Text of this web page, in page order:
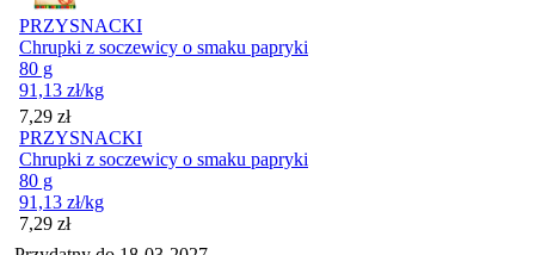
PRZYSNACKI
Chrupki z soczewicy o smaku papryki
80 g
91,13 zł/kg
Cena
7,29 zł
PRZYSNACKI
Chrupki z soczewicy o smaku papryki
80 g
91,13 zł/kg
Cena
7,29 zł